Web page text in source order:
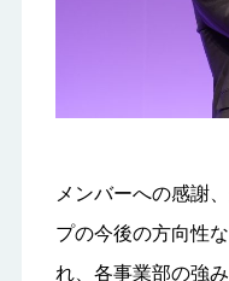
メンバーへの感謝
プの今後の方向性
れ、各事業部の強